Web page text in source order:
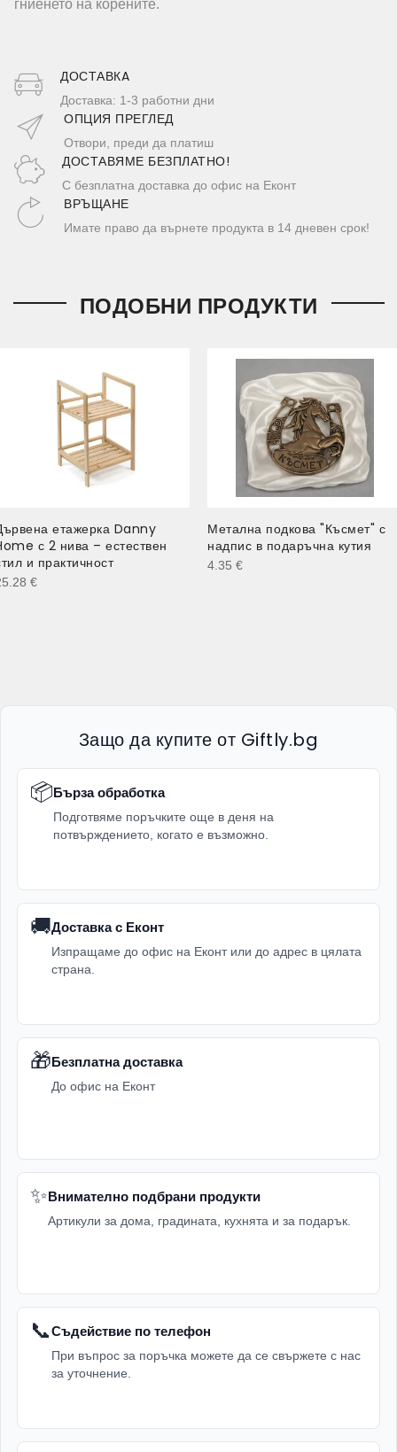
гниенето на корените.
ДОСТАВКA
Доставка: 1-3 работни дни
ОПЦИЯ ПРЕГЛЕД
Отвори, преди да платиш
ДОСТАВЯМЕ БЕЗПЛАТНО!
С безплатна доставка до офис на Еконт
ВРЪЩАНЕ
Имате право да върнете продукта в 14 дневен срок!
ПОДОБНИ ПРОДУКТИ
етажерка Danny
с 2 нива – естествен
и практичност
€
Метална подкова "Късмет" с
надпис в подаръчна кутия
4.35 €
Защо да купите от Giftly.bg
📦Бърза обработка
Подготвяме поръчките още в деня на
потвърждението, когато е възможно.
🚚Доставка с Еконт
Изпращаме до офис на Еконт или до адрес в цялата
страна.
🎁Безплатна доставка
До офис на Еконт
✨Внимателно подбрани продукти
Артикули за дома, градината, кухнята и за подарък.
📞Съдействие по телефон
При въпрос за поръчка можете да се свържете с нас
за уточнение.